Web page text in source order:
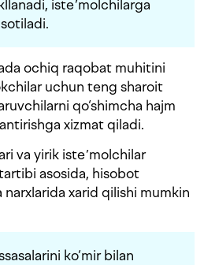
isteʼmolchilarga
ochiq raqobat muhitini
uchun teng sharoit
qo‘shimcha hajm
xizmat qiladi.
va yirik isteʼmolchilar
tartibi asosida, hisobot
narxlarida xarid qilishi mumkin
ko‘mir bilan